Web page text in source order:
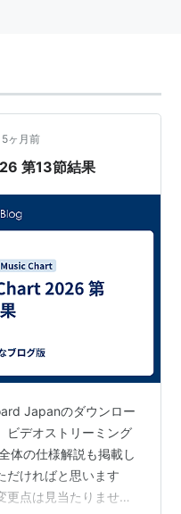
5ヶ月前
第13節結果
Japanのダウンロー
ビデオストリーミング
体の仕様解説も掲載し
だければと思います
更点は見当たりませ